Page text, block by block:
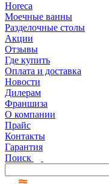
Horeca
Моечные ванны
Разделочные столы
Акции
Отзывы
Где купить
Оплата и доставка
Новости
Дилерам
Франшиза
О компании
Прайс
Контакты
Гарантия
Поиск